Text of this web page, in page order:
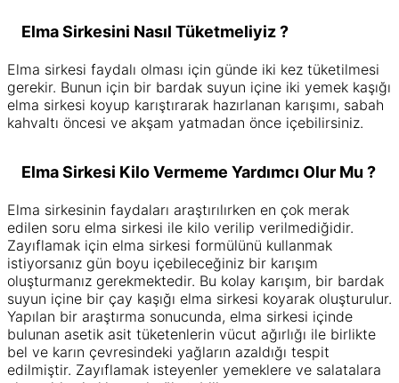
Elma Sirkesini Nasıl Tüketmeliyiz ?
Elma sirkesi faydalı olması için günde iki kez tüketilmesi
gerekir. Bunun için bir bardak suyun içine iki yemek kaşığı
elma sirkesi koyup karıştırarak hazırlanan karışımı, sabah
kahvaltı öncesi ve akşam yatmadan önce içebilirsiniz.
Elma Sirkesi Kilo Vermeme Yardımcı Olur Mu ?
Elma sirkesinin faydaları araştırılırken en çok merak
edilen soru elma sirkesi ile kilo verilip verilmediğidir.
Zayıflamak için elma sirkesi formülünü kullanmak
istiyorsanız gün boyu içebileceğiniz bir karışım
oluşturmanız gerekmektedir. Bu kolay karışım, bir bardak
suyun içine bir çay kaşığı elma sirkesi koyarak oluşturulur.
Yapılan bir araştırma sonucunda, elma sirkesi içinde
bulunan asetik asit tüketenlerin vücut ağırlığı ile birlikte
bel ve karın çevresindeki yağların azaldığı tespit
edilmiştir. Zayıflamak isteyenler yemeklere ve salatalara